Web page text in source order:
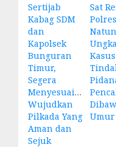
Sertijab
Kabag SDM
dan
Kapolsek
Bunguran
Timur,
Segera
Menyesuaikan
Wujudkan
Pilkada Yang
Aman dan
Sejuk
Sat
Polres
Kasus
Umur